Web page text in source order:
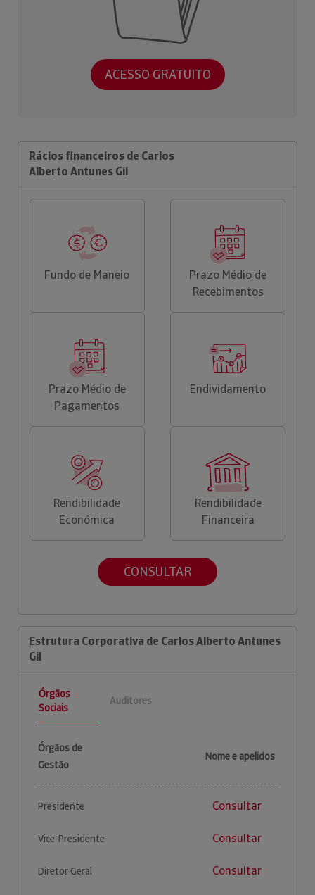
ACESSO GRATUITO
Rácios financeiros de Carlos
Alberto Antunes Gil
Fundo de Maneio
Prazo Médio de
Recebimentos
Prazo Médio de
Pagamentos
Endividamento
Rendibilidade
Económica
Rendibilidade
Financeira
CONSULTAR
Estrutura Corporativa de Carlos Alberto Antunes
Gil
Órgãos
Sociais
Auditores
Órgãos de
Gestão
Nome e apelidos
Presidente Consultar
Vice-Presidente Consultar
Diretor Geral Consultar